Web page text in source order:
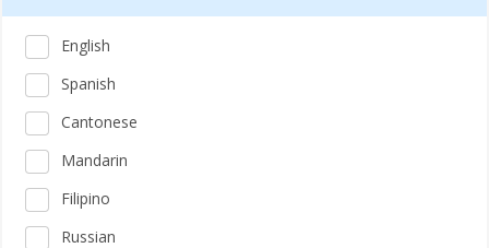
English
Spanish
Cantonese
Mandarin
Filipino
Russian